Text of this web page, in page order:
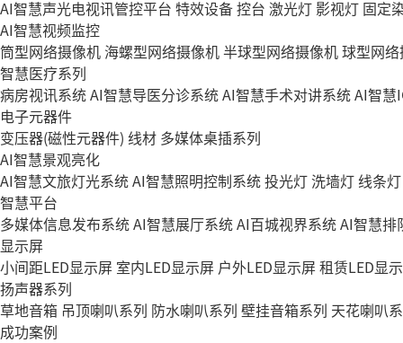
AI智慧声光电视讯管控平台 特效设备控台 激光灯 影视灯 固定
AI智慧视频监控
筒型网络摄像机 海螺型网络摄像机半球型网络摄像机球型网
智慧医疗系列
病房视讯系统AI智慧导医分诊系统AI智慧手术对讲系统AI智慧
电子元器件
变压器(磁性元器件) 线材 多媒体桌插系列
AI智慧景观亮化
AI智慧文旅灯光系统AI智慧照明控制系统投光灯洗墙灯线条灯
智慧平台
多媒体信息发布系统AI智慧展厅系统AI百城视界系统AI智慧排
显示屏
小间距LED显示屏 室内LED显示屏 户外LED显示屏租赁LED显
扬声器系列
草地音箱 吊顶喇叭系列 防水喇叭系列 壁挂音箱系列 天花喇叭
成功案例